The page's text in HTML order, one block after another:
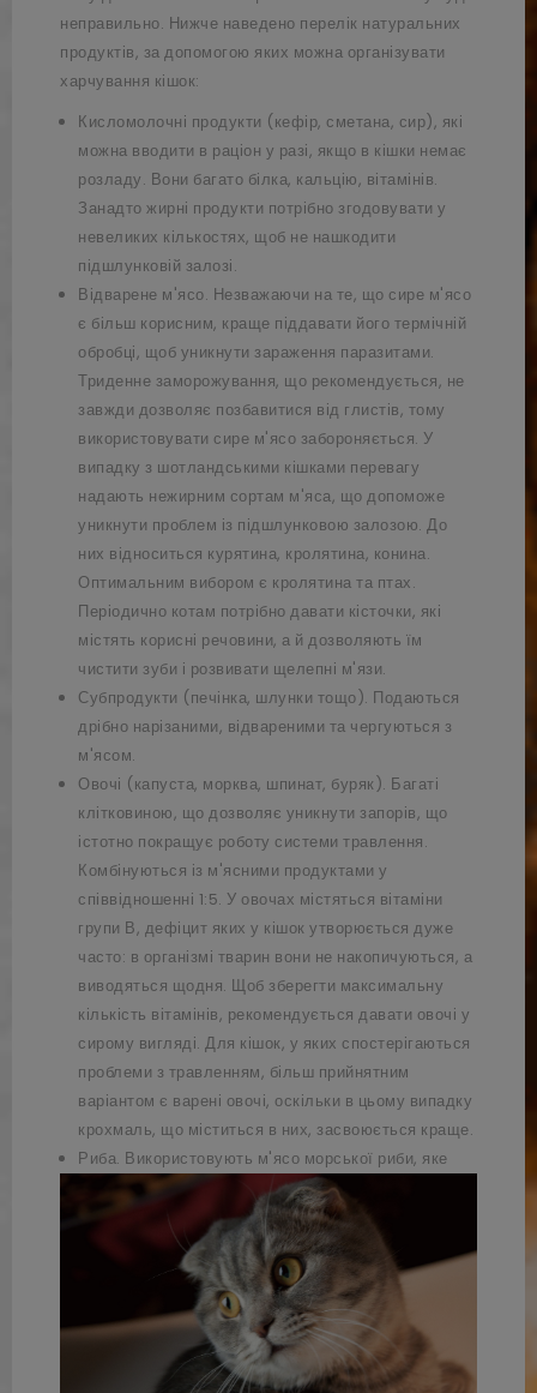
неправильно. Нижче наведено перелік натуральних
продуктів, за допомогою яких можна організувати
харчування кішок:
Кисломолочні продукти (кефір, сметана, сир), які
можна вводити в раціон у разі, якщо в кішки немає
розладу. Вони багато білка, кальцію, вітамінів.
Занадто жирні продукти потрібно згодовувати у
невеликих кількостях, щоб не нашкодити
підшлунковій залозі.
Відварене м'ясо. Незважаючи на те, що сире м'ясо
є більш корисним, краще піддавати його термічній
обробці, щоб уникнути зараження паразитами.
Триденне заморожування, що рекомендується, не
завжди дозволяє позбавитися від глистів, тому
використовувати сире м'ясо забороняється. У
випадку з шотландськими кішками перевагу
надають нежирним сортам м'яса, що допоможе
уникнути проблем із підшлунковою залозою. До
них відноситься курятина, кролятина, конина.
Оптимальним вибором є кролятина та птах.
Періодично котам потрібно давати кісточки, які
містять корисні речовини, а й дозволяють їм
чистити зуби і розвивати щелепні м'язи.
Субпродукти (печінка, шлунки тощо). Подаються
дрібно нарізаними, відвареними та чергуються з
м'ясом.
Овочі (капуста, морква, шпинат, буряк). Багаті
клітковиною, що дозволяє уникнути запорів, що
істотно покращує роботу системи травлення.
Комбінуються із м'ясними продуктами у
співвідношенні 1:5. У овочах містяться вітаміни
групи В, дефіцит яких у кішок утворюється дуже
часто: в організмі тварин вони не накопичуються, а
виводяться щодня. Щоб зберегти максимальну
кількість вітамінів, рекомендується давати овочі у
сирому вигляді. Для кішок, у яких спостерігаються
проблеми з травленням, більш прийнятним
варіантом є варені овочі, оскільки в цьому випадку
крохмаль, що міститься в них, засвоюється краще.
Риба. Використовують м'ясо морської риби, яке